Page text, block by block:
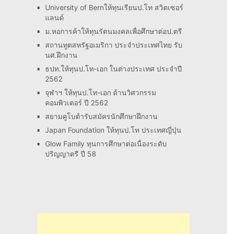
University of Bernให้ทุนเรียนป.โท สวิตเซอร์
แลนด์
ม.หอการค้าให้ทุนรัตนมงคลเพื่อศึกษาต่อป.ตรี
สถานทูตสหรัฐอเมริกา ประจำประเทศไทย รับ
นศ.ฝึกงาน
ธปท.ให้ทุนป.โท-เอก ในต่างประเทศ ประจำปี
2562
จุฬาฯ ให้ทุนป.โท-เอก ด้านวิศวกรรม
คอมพิวเตอร์ ปี 2562
สยามคูโบต้ารับสมัครนักศึกษาฝึกงาน
Japan Foundation ให้ทุนป.โท ประเทศญี่ปุ่น
Glow Family ทุนการศึกษาต่อเนื่องระดับ
ปริญญาตรี ปี 58